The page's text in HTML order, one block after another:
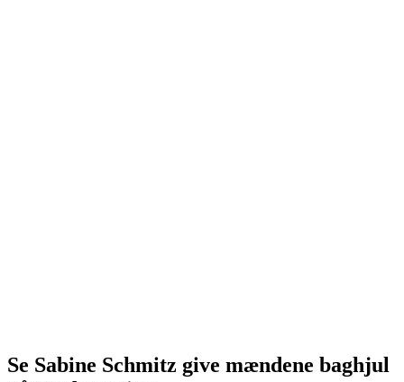
Se Sabine Schmitz give mændene baghjul